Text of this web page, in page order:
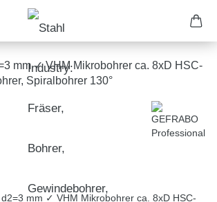
mm ✓ VHM Mikrobohrer ca. 8xD HSC-
Spiralbohrer 130°